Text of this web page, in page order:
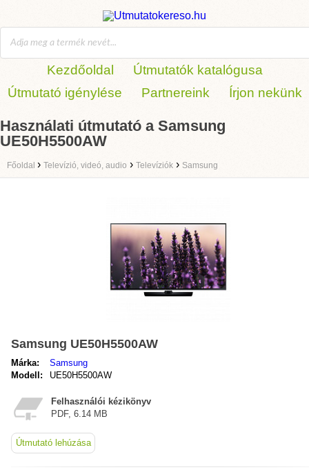
Kezdőoldal
Útmutatók katalógusa
Útmutató igénylése
Partnereink Írjon nekünk
Használati útmutató a Samsung
UE50H5500AW
Főoldal › Televízió, videó, audio › Televíziók › Samsung
Samsung UE50H5500AW
Márka:
Samsung
Modell:
UE50H5500AW
Felhasználói kézikönyv
PDF, 6.14 MB
Útmutató lehúzása